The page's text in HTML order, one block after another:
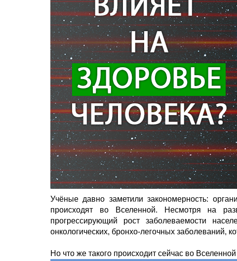
Учёные давно заметили закономерность:
происходят во Вселенной. Несмотря на
прогрессирующий рост заболеваемости
онкологических, бронхо-легочных заболеваний,
Но что же такого происходит сейчас во